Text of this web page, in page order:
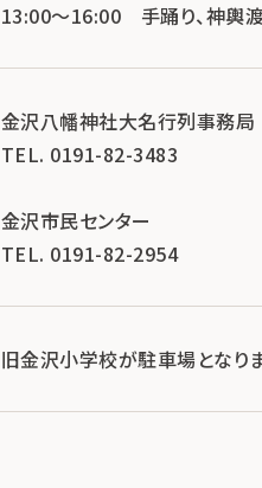
13:00～16:00 手踊り、神輿
金沢八幡神社大名行列事務局
TEL. 0191-82-3483
金沢市民センター
TEL. 0191-82-2954
旧金沢小学校が駐車場となりま